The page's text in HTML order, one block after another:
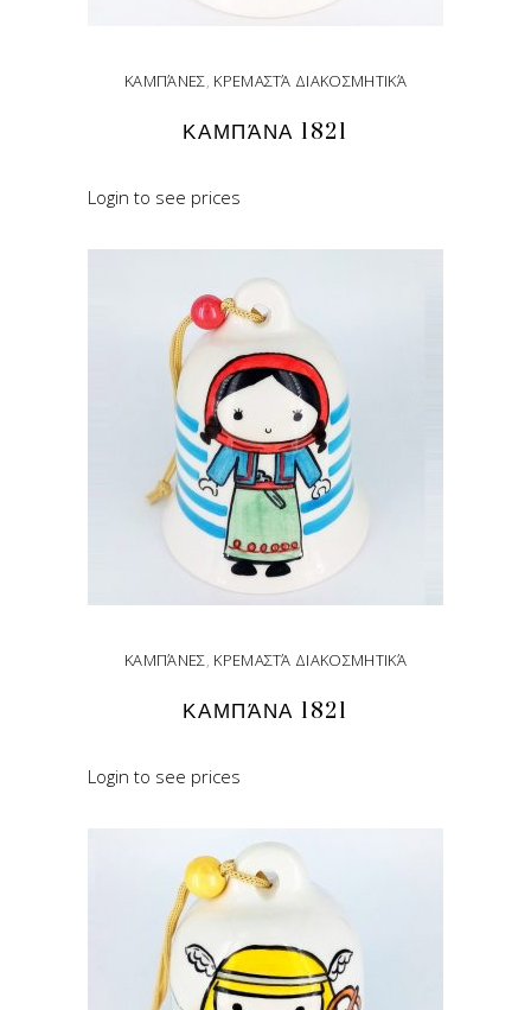
ΚΑΜΠΆΝΕΣ, ΚΡΕΜΑΣΤΆ ΔΙΑΚΟΣΜΗΤΙΚΆ
ΚΑΜΠΆΝΑ 1821
READ MORE
Login to see prices
ΚΑΜΠΆΝΕΣ, ΚΡΕΜΑΣΤΆ ΔΙΑΚΟΣΜΗΤΙΚΆ
ΚΑΜΠΆΝΑ 1821
READ MORE
Login to see prices